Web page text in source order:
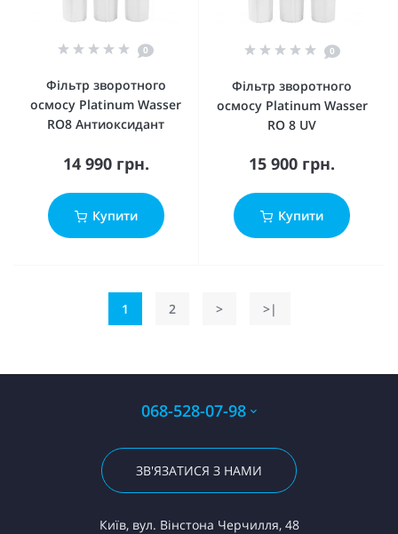
0
Фільтр зворотного
осмосу Platinum Wasser
RO8 Антиоксидант
14 990 грн.
Купити
0
Фільтр зворотного
осмосу Platinum Wasser
RO 8 UV
15 900 грн.
Купити
1 2 > >|
068-528-07-98
ЗВ'ЯЗАТИСЯ З НАМИ
Київ, вул. Вінстона Черчилля, 48